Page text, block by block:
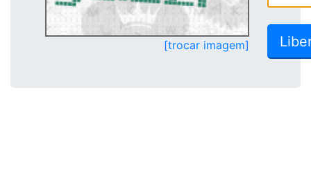
[trocar imagem]